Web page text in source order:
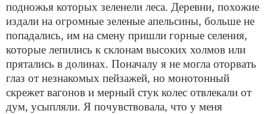
подножья которых зеленели леса. Деревни, похожие
издали на огромные зеленые апельсины, больше не
попадались, им на смену пришли горные селения,
которые лепились к склонам высоких холмов или
прятались в долинах. Поначалу я не могла оторвать
глаз от незнакомых пейзажей, но монотонный
скрежет вагонов и мерный стук колес отвлекали от
дум, усыпляли. Я почувствовала, что у меня